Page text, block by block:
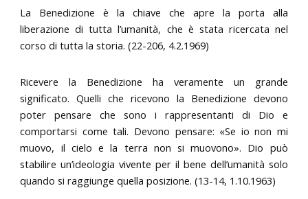
La Benedizione è la chiave che apre la porta alla
liberazione di tutta l’umanità, che è stata ricercata nel
corso di tutta la storia. (22-206, 4.2.1969)
Ricevere la Benedizione ha veramente un grande
significato. Quelli che ricevono la Benedizione devono
poter pensare che sono i rappresentanti di Dio e
comportarsi come tali. Devono pensare: «Se io non mi
muovo, il cielo e la terra non si muovono». Dio può
stabilire un’ideologia vivente per il bene dell’umanità solo
quando si raggiunge quella posizione. (13-14, 1.10.1963)